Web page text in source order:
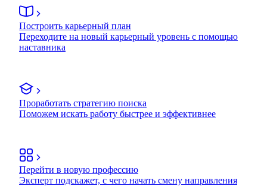
Построить карьерный план
Переходите на новый карьерный уровень с помощью
наставника
Проработать стратегию поиска
Поможем искать работу быстрее и эффективнее
Перейти в новую профессию
Эксперт подскажет, с чего начать смену направления